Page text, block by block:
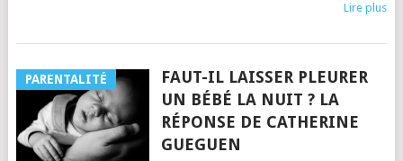
Lire plus
PARENTALITÉ
FAUT-IL LAISSER PLEURER
UN BÉBÉ LA NUIT ? LA
RÉPONSE DE CATHERINE
GUEGUEN